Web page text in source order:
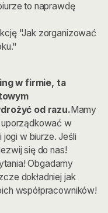
to naprawdę
"Jak zorganizować
w firmie, ta
od razu.Mamy
uporządkować w
jogi w biurze. Jeśli
się do nas!
Obgadamy
dokładniej jak
współpracowników!